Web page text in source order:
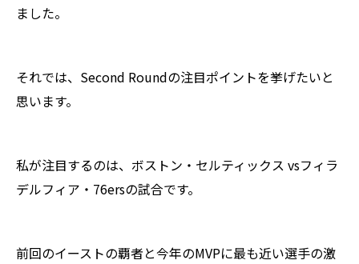
ました。
それでは、Second Roundの注目ポイントを挙げたいと
思います。
私が注目するのは、ボストン・セルティックス vsフィラ
デルフィア・76ersの試合です。
前回のイーストの覇者と今年のMVPに最も近い選手の激